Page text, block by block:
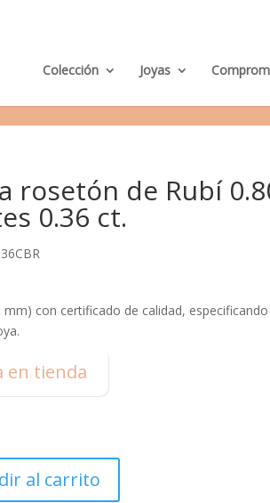
Colección Joyas
rosetón de Rubí
0.36 ct.
mm) con certificado de calidad, especificando
en tienda
al carrito